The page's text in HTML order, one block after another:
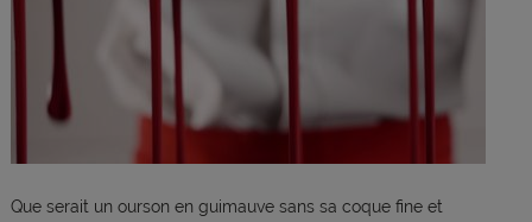
Que serait un ourson en guimauve sans sa coque fine et